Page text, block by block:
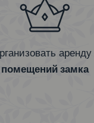
аренду
помещений замка